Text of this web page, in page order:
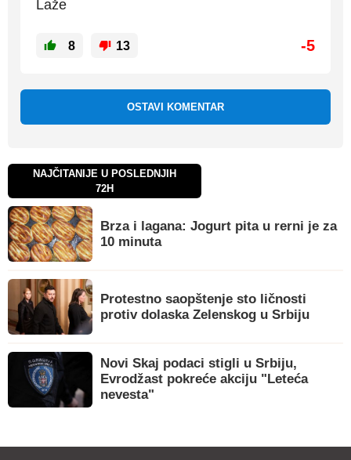
Laže
8 13 -5
OSTAVI KOMENTAR
NAJČITANIJE U POSLEDNJIH
72H
Brza i lagana: Jogurt pita u rerni je za
10 minuta
Protestno saopštenje sto ličnosti
protiv dolaska Zelenskog u Srbiju
Novi Skaj podaci stigli u Srbiju,
Evrodžast pokreće akciju "Leteća
nevesta"